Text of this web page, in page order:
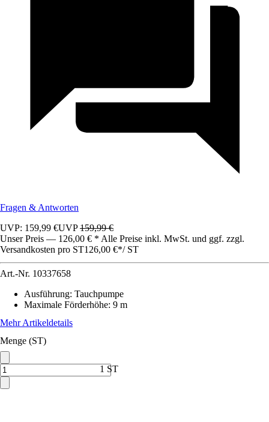
Fragen & Antworten
UVP: 159,99 €UVP159,99 €
Unser Preis — 126,00 € * Alle Preise inkl. MwSt. und ggf. zzgl.
Versandkosten pro ST126,00 €*/ ST
Art.-Nr. 10337658
Ausführung: Tauchpumpe
Maximale Förderhöhe: 9 m
Mehr Artikeldetails
Menge (ST)
1 ST